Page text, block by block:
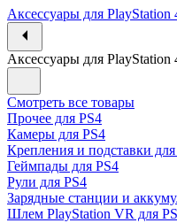
Аксессуары для PlayStation
Аксессуары для PlayStation
Смотреть все товары
Прочее для PS4
Камеры для PS4
Крепления и подставки для
Геймпады для PS4
Рули для PS4
Зарядные станции и
Шлем PlayStation VR для